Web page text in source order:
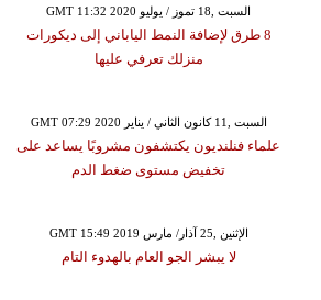
GMT 11:32 2020 السبت ,18 تموز / يوليو
8 طرق لإضافة النمط الياباني إلى ديكورات
منزلك تعرفي عليها
GMT 07:29 2020 السبت ,11 كانون الثاني / يناير
علماء فنلنديون يكتشفون مشروبًا يساعد على
تخفيض مستوى ضغط الدم
GMT 15:49 2019 الإثنين ,25 آذار/ مارس
لا يبشر الجو العام بالهدوء التام